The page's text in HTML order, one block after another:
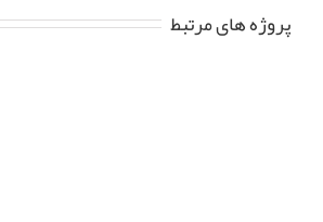
پروژه های مرتبط